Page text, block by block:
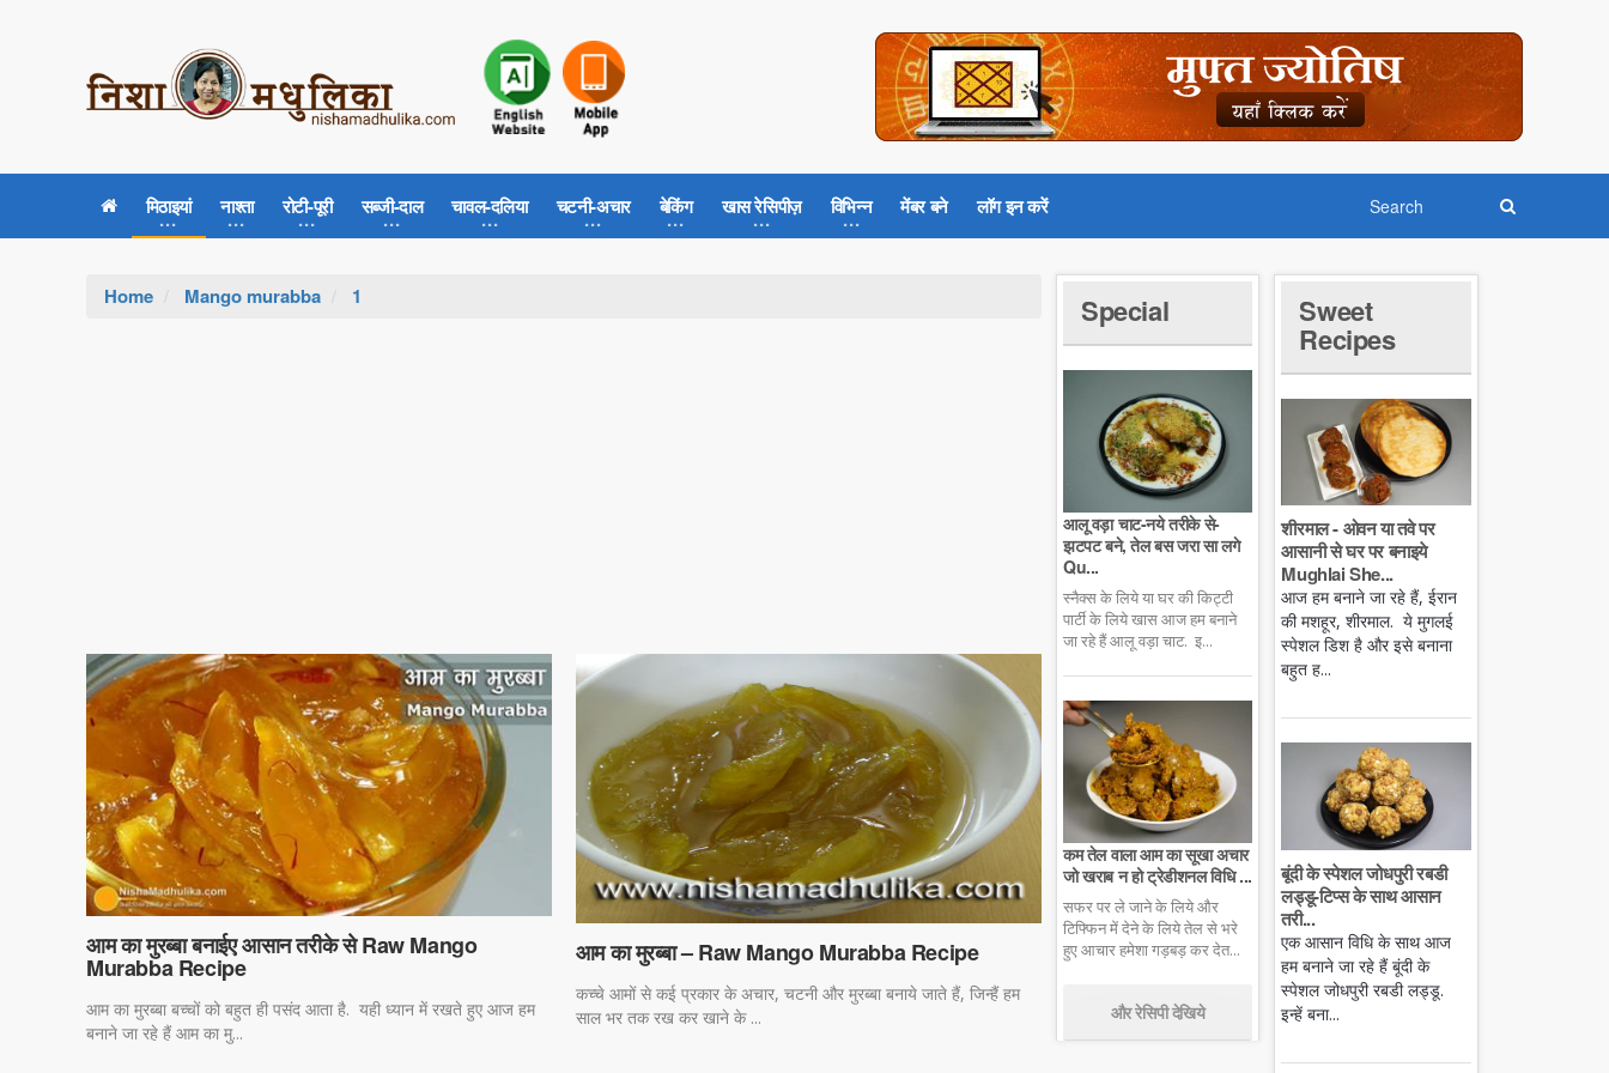
मिठाइयां नाश्ता रोटी-पूरी सब्जी-दाल चावल-दलिया चटनी-अचार बेकिंग खास रेसिपीज़ विभिन्न मेंबर बने लॉग इन करें
Home Mango murabba 1
आम का मुरब्बा बनाईए आसान तरीके से Raw Mango
Murabba Recipe
आम का मुरब्बा बच्चों को बहुत ही पसंद आता है. यही ध्यान में रखते हुए आज हम
बनाने जा रहे हैं आम का मु...
आम का मुरब्बा – Raw Mango Murabba Recipe
कच्चे आमों से कई प्रकार के अचार, चटनी और मुरब्बा बनाये जाते हैं, जिन्हैं हम
साल भर तक रख कर खाने के ...
Special
आलू वड़ा चाट-नये तरीके से-
झटपट बने, तेल बस जरा सा लगे
Qu...
स्नैक्स के लिये या घर की किट्टी
पार्टी के लिये खास आज हम बनाने
जा रहे हैं आलू वड़ा चाट. इ...
कम तेल वाला आम का सूखा अचार
जो खराब न हो ट्रेडीशनल विधि ...
सफर पर ले जाने के लिये और
टिफ्फिन में देने के लिये तेल से भरे
हुए आचार हमेशा गड़बड़ कर देत...
और रेसिपी देखिये
Sweet
Recipes
शीरमाल - ओवन या तवे पर
आसानी से घर पर बनाइये
Mughlai She...
आज हम बनाने जा रहे हैं, ईरान
की मशहूर, शीरमाल. ये मुगलई
स्पेशल डिश है और इसे बनाना
बहुत ह...
बूंदी के स्पेशल जोधपुरी रबडी
लड्डू-टिप्स के साथ आसान
तरी...
एक आसान विधि के साथ आज
हम बनाने जा रहे हैं बूंदी के
स्पेशल जोधपुरी रबडी लड्डू.
इन्हें बना...